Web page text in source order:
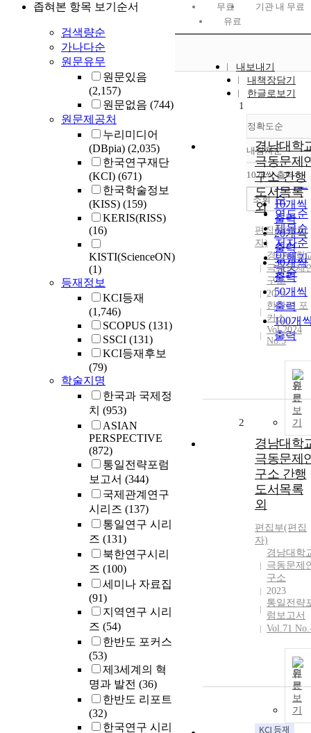
좁혀본 항목 보기순서
검색량순
가나다순
원문유무
원문있음
(2,157)
원문없음 (744)
원문제공처
누리미디어
(DBpia) (2,035)
한국연구재단
(KCI) (671)
한국학술정보
(KISS) (159)
KERIS(RISS)
(16)
KISTI(ScienceON)
(1)
등재정보
KCI등재
(1,746)
SCOPUS (131)
SSCI (131)
KCI등재후보
(79)
학술지명
한국과 국제정
치 (953)
ASIAN
PERSPECTIVE
(872)
통일전략포럼
보고서 (344)
국제관계연구
시리즈 (137)
통일연구 시리
즈 (131)
북한연구시리
즈 (100)
세미나 자료집
(91)
지역연구 시리
즈 (54)
한반도 포커스
(53)
제3세계의 혁
명과 발전 (36)
한반도 리포트
(32)
한국연구 시리
무료
기관 내 무료
유료
내보내기
내책장담기
한글로보기
정확도순
정확도
순
인기도
순
연도순
제목순
저자순
발행기
관순
내림차순
내림차
10개씩 출력
10개씩
출력
20개씩
출력
30개씩
출력
50개씩
출력
100개
출력
조회
1
경남대학
극동문제
구소 간행
도서목록
외
편집부(편집
자)
경남대학
극동문제
구소
2024
한반도 포
커스
Vol.2024
No.5
원
문
보
기
2
경남대학
극동문제
구소 간행
도서목록
외
편집부(편집
자)
경남대학
극동문제
구소
2023
통일전략
럼보고서
Vol.71
원
문
보
기